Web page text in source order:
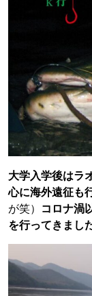
大学入学後はラ
心に海外遠征も
が笑） コロナ渦
を行ってきました